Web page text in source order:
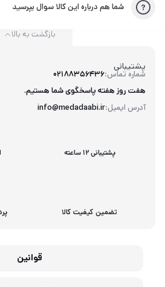
شما هم درباره این کالا سوال بپرسید
پشتیبانی
شماره تماس:02188356436
آدرس ایمیل:info@medadaabi.ir
هفت روز هفته پاسخگوی شما هستیم.
بازگشت به بالا
پشتیبانی 12 ساعته
تضمین کیفیت کالا
قوانین